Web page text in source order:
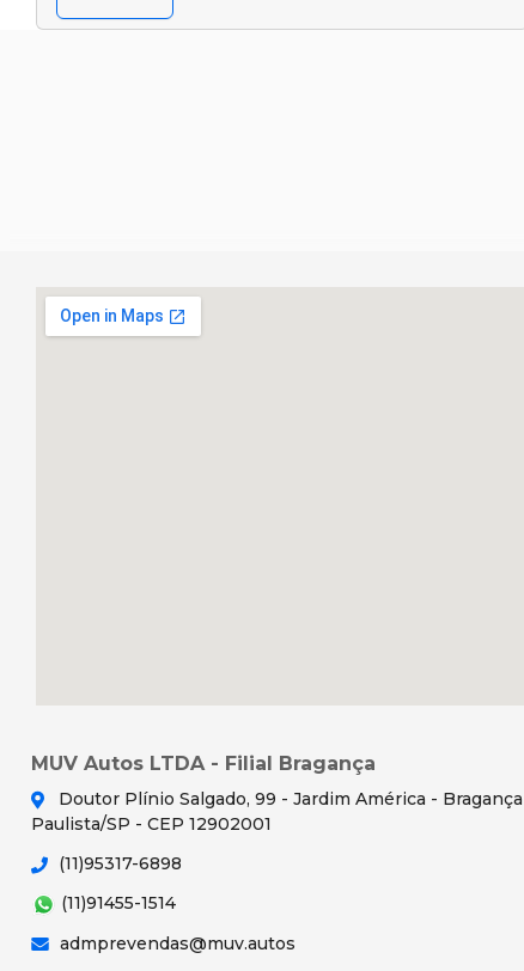
MUV Autos LTDA - Filial Bragança
Doutor Plínio Salgado, 99 - Jardim América - Bragança
Paulista/SP - CEP 12902001
(11)95317-6898
(11)91455-1514
admprevendas@muv.autos